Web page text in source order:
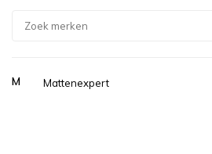
M Mattenexpert